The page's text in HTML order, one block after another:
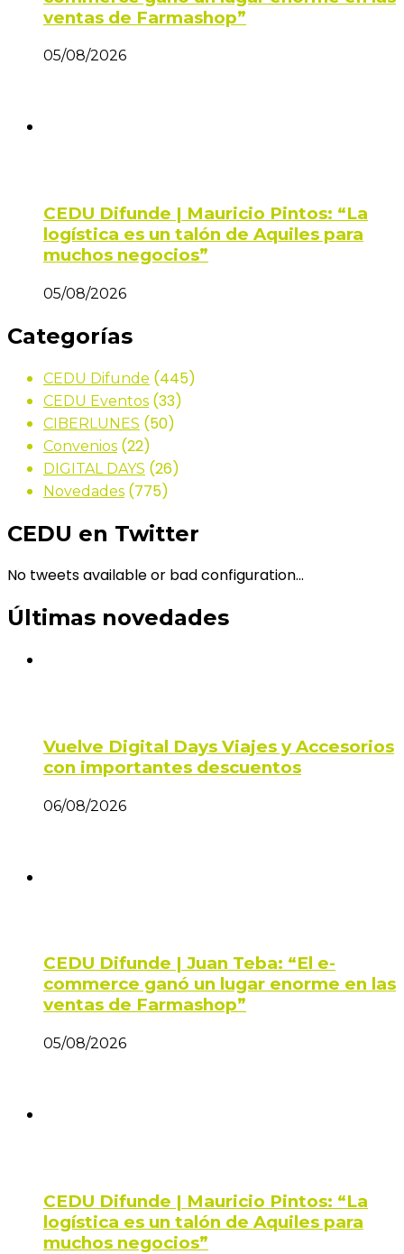
ventas de Farmashop”
05/08/2026
CEDU Difunde | Mauricio Pintos: “La
logística es un talón de Aquiles para
muchos negocios”
05/08/2026
Categorías
CEDU Difunde (445)
CEDU Eventos (33)
CIBERLUNES (50)
Convenios (22)
DIGITAL DAYS (26)
Novedades (775)
CEDU en Twitter
No tweets available or bad configuration...
Últimas novedades
Vuelve Digital Days Viajes y Accesorios
con importantes descuentos
06/08/2026
CEDU Difunde | Juan Teba: “El e-
commerce ganó un lugar enorme en las
ventas de Farmashop”
05/08/2026
CEDU Difunde | Mauricio Pintos: “La
logística es un talón de Aquiles para
muchos negocios”